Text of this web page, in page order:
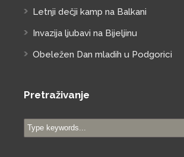
Letnji dečji kamp na Balkani
Invazija ljubavi na Bijeljinu
Obeležen Dan mladih u Podgorici
Pretraživanje